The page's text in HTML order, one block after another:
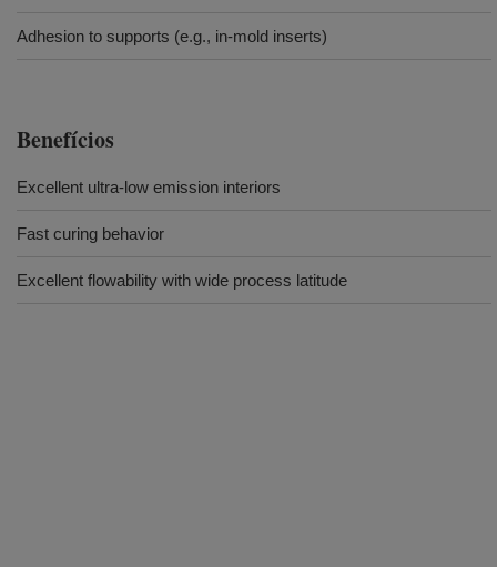
Adhesion to supports (e.g., in-mold inserts)
Benefícios
Excellent ultra-low emission interiors
Fast curing behavior
Excellent flowability with wide process latitude